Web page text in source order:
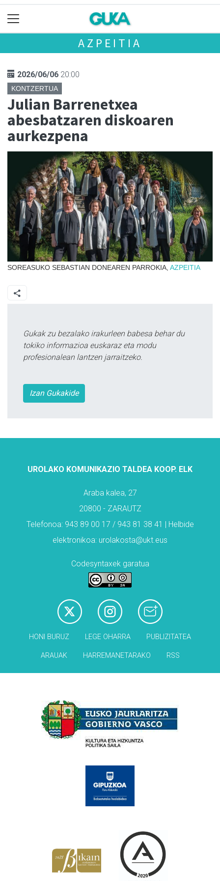
AZPEITIA
2026/06/06 20:00
KONTZERTUA
Julian Barrenetxea
abesbatzaren diskoaren
aurkezpena
SOREASUKO SEBASTIAN DONEAREN PARROKIA, AZPEITIA
Gukak zu bezalako irakurleen babesa behar du
tokiko informazioa euskaraz eta modu
profesionalean lantzen jarraitzeko.
Izan Gukakide
UROLAKO KOMUNIKAZIO TALDEA KOOP. ELK
Araba kalea, 27
20800 - ZARAUTZ
Telefonoa: 943 89 00 17 / 943 81 38 41 | Helbide
elektronikoa: urolakosta@ukt.eus
Codesyntaxek garatua
HONI BURUZ LEGE OHARRA PUBLIZITATEA
ARAUAK HARREMANETARAKO RSS